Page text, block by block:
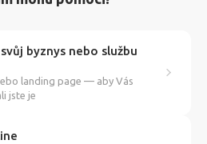
byznys nebo službu
landing page — aby Vás
jste je